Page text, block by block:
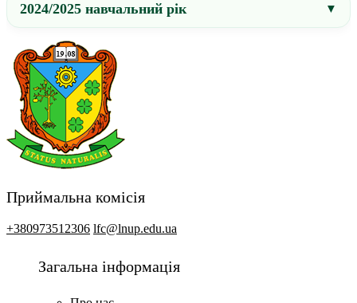
2024/2025 навчальний рік
Приймальна комісія
+380973512306 lfc@lnup.edu.ua
Загальна інформація